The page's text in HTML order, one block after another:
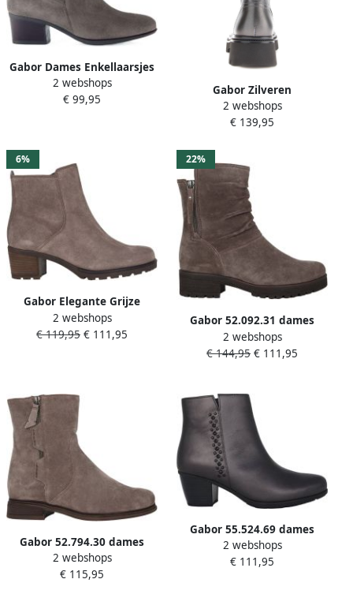
Gabor Dames Enkellaarsjes
2 webshops
€ 99,95
Gabor Zilveren
Veterschoenen voor Dames
2 webshops
€ 139,95
6%
Gabor Elegante Grijze
Enkellaarsjes
2 webshops
€ 119,95 € 111,95
22%
Gabor 52.092.31 dames
laars Grijs
2 webshops
€ 144,95 € 111,95
Gabor 52.794.30 dames
laars Grijs
2 webshops
€ 115,95
Gabor 55.524.69 dames
laars Grijs
2 webshops
€ 111,95